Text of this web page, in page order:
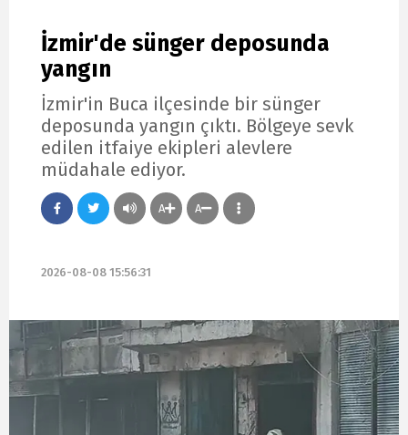
İzmir'de sünger deposunda
yangın
İzmir'in Buca ilçesinde bir sünger
deposunda yangın çıktı. Bölgeye sevk
edilen itfaiye ekipleri alevlere
müdahale ediyor.
A A
2026-08-08 15:56:31